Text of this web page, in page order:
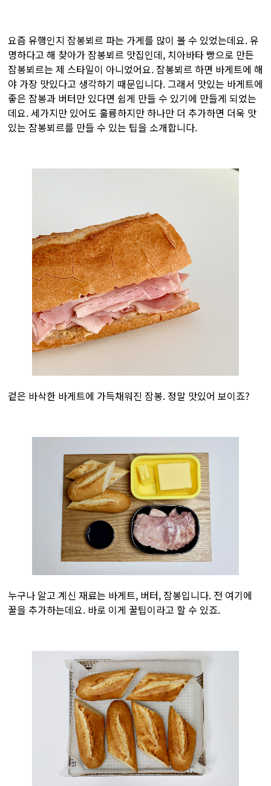
요즘 유행인지 잠봉뵈르 파는 가게를 많이 볼 수 있었는데요. 유
명하다고 해 찾아가 잠봉뵈르 맛집인데, 치아바타 빵으로 만든
잠봉뵈르는 제 스타일이 아니었어요. 잠봉뵈르 하면 바게트에 해
야 가장 맛있다고 생각하기 때문입니다. 그래서 맛있는 바게트에
좋은 잠봉과 버터만 있다면 쉽게 만들 수 있기에 만들게 되었는
데요. 세가지만 있어도 훌륭하지만 하나만 더 추가하면 더욱 맛
있는 잠봉뵈르를 만들 수 있는 팁을 소개합니다.
겉은 바삭한 바게트에 가득채워진 잠봉. 정말 맛있어 보이죠?
누구나 알고 계신 재료는 바게트, 버터, 잠봉입니다. 전 여기에
꿀을 추가하는데요. 바로 이게 꿀팁이라고 할 수 있죠.